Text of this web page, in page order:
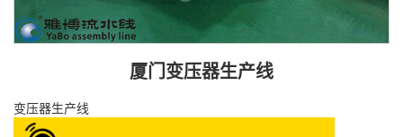
厦门变压器生产线
变压器生产线